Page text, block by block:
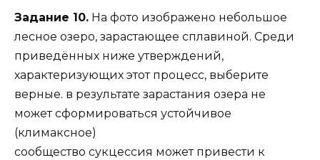
Задание 10. На фото изображено небольшое
лесное озеро, зарастающее сплавиной. Среди
приведённых ниже утверждений,
характеризующих этот процесс, выберите
верные. в результате зарастания озера не
может сформироваться устойчивое
(климаксное)
сообщество сукцессия может привести к